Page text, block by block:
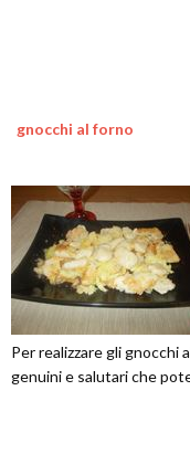
gnocchi al forno
Per realizzare gli gnocchi
genuini e salutari che